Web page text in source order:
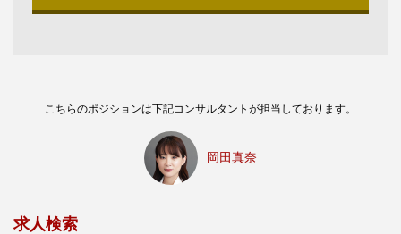
こちらのポジションは下記コンサルタントが担当しております。
岡田真奈
求人検索